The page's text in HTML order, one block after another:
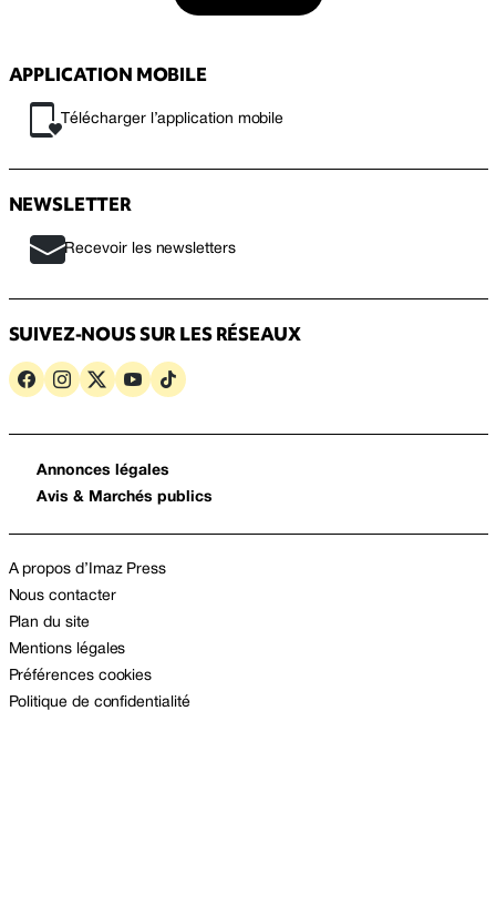
APPLICATION MOBILE
Télécharger l’application mobile
NEWSLETTER
Recevoir les newsletters
SUIVEZ-NOUS SUR LES RÉSEAUX
Annonces légales
Avis & Marchés publics
A propos d’Imaz Press
Nous contacter
Plan du site
Mentions légales
Préférences cookies
Politique de confidentialité